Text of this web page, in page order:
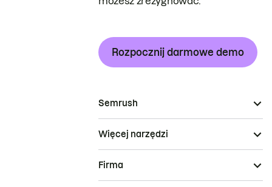
Rozpocznij darmowe demo
Semrush
Więcej narzędzi
Firma